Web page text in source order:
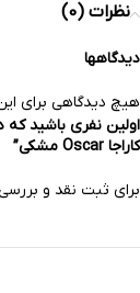
نظرات (0)
دیدگاهها
هیچ دیدگاهی برای
کاراجا Oscar مشکی”
برای ثبت نقد و